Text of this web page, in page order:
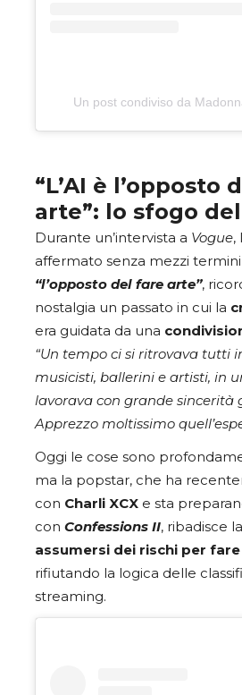
Un post condiviso da
“L’AI è l’opposto
arte”: lo sfogo
Durante un’intervista a Vogue,
affermato senza mezzi
“l’opposto del fare arte”,
nostalgia un passato in cui la
era guidata da una
“Un tempo ci si ritrovava tutti
musicisti, ballerini e artisti, in
lavorava con grande sincerità
Apprezzo moltissimo
Oggi le cose sono
ma la popstar, che ha
con Charli XCX e sta
con Confessions II, ribadisce
assumersi dei rischi per
rifiutando la logica delle
streaming.